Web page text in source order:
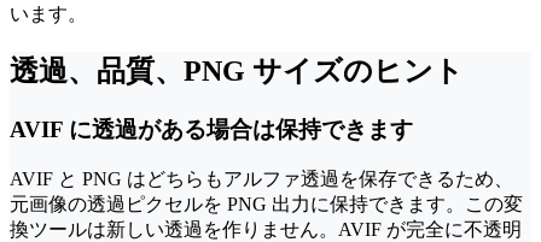
います。
透過、品質、PNG サイズのヒント
AVIF に透過がある場合は保持できます
AVIF と PNG はどちらもアルファ透過を保存できるため、
元画像の透過ピクセルを PNG 出力に保持できます。この変
換ツールは新しい透過を作りません。AVIF が完全に不透明